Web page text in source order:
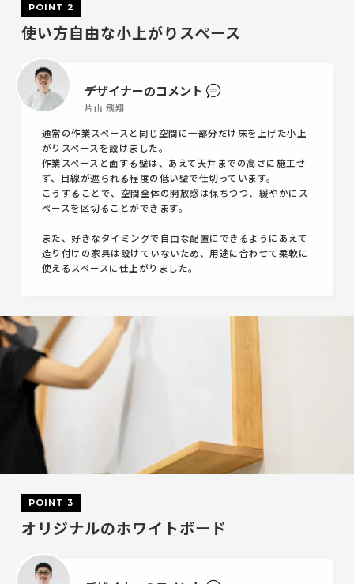
POINT 2
使い方自由な小上がりスペース
デザイナーのコメント
片山 飛翔
通常の作業スペースと同じ空間に一部分だけ床を上げた小上
がりスペースを設けました。
作業スペースと面する壁は、あえて天井までの高さに施工せ
ず、目線が遮られる程度の低い壁で仕切っています。
こうすることで、空間全体の開放感は保ちつつ、緩やかにス
ペースを区切ることができます。
また、好きなタイミングで自由な配置にできるようにあえて
造り付けの家具は設けていないため、用途に合わせて柔軟に
使えるスペースに仕上がりました。
POINT 3
オリジナルのホワイトボード